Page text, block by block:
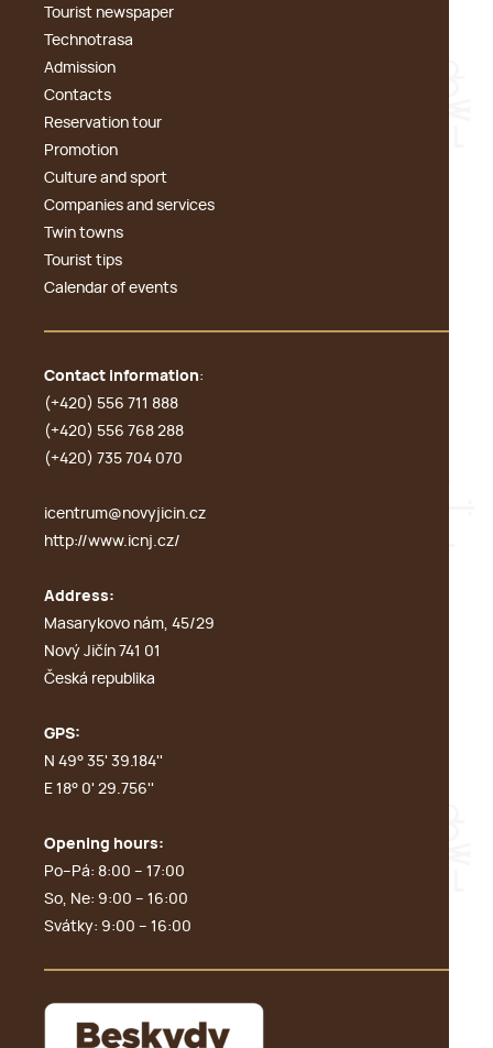
Tourist newspaper
Technotrasa
Admission
Contacts
Reservation tour
Promotion
Culture and sport
Companies and services
Twin towns
Tourist tips
Calendar of events
Contact information:
(+420) 556 711 888
(+420) 556 768 288
(+420) 735 704 070
icentrum@novyjicin.cz
http://www.icnj.cz/
Address:
Masarykovo nám, 45/29
Nový Jičín 741 01
Česká republika
GPS:
N 49° 35' 39.184''
E 18° 0' 29.756''
Opening hours:
Po–Pá: 8:00 – 17:00
So, Ne: 9:00 – 16:00
Svátky: 9:00 – 16:00